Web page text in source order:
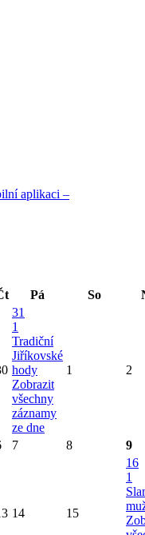
aplikaci –
Pá So
31
1
Tradiční
Jiříkovské
hody
Zobrazit
všechny
záznamy
ze dne
1 2
7 8 9
14 15
16
1